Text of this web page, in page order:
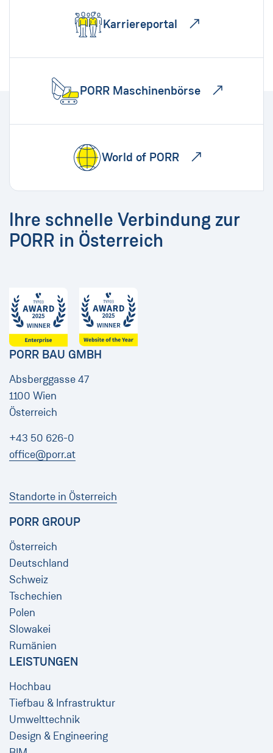
Karriereportal
PORR Maschinenbörse
World of PORR
Ihre schnelle Verbindung zur
PORR in Österreich
PORR BAU GMBH
Absberggasse 47
1100 Wien
Österreich
+43 50 626-0
office@porr.at
Standorte in Österreich
PORR GROUP
Österreich
Deutschland
Schweiz
Tschechien
Polen
Slowakei
Rumänien
LEISTUNGEN
Hochbau
Tiefbau & Infrastruktur
Umwelttechnik
Design & Engineering